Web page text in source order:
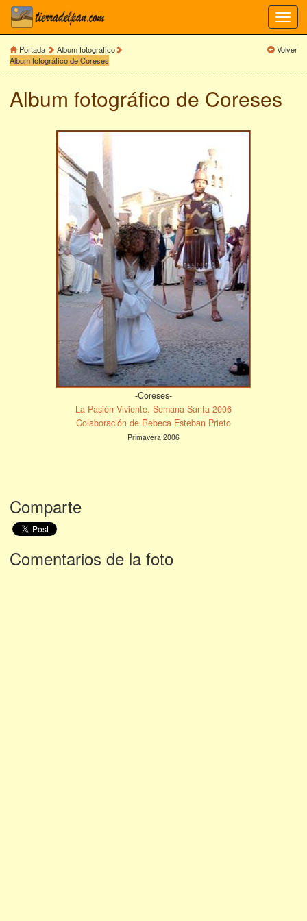
Portada
Album fotográfico
Album fotográfico de Coreses
Volver
Album fotográfico de Coreses
-Coreses-
La Pasión Viviente. Semana Santa 2006
Colaboración de Rebeca Esteban Prieto
Primavera 2006
Comparte
Comentarios de la foto